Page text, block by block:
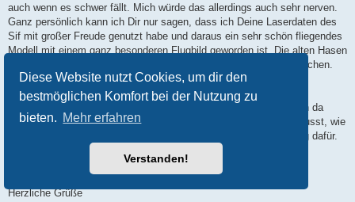
Diese Website nutzt Cookies, um dir den
bestmöglichen Komfort bei der Nutzung zu
bieten. Mehr erfahren
Verstanden!
r
a
auch wenn es schwer fällt. Mich würde das allerdings auch sehr nerven.
Ganz persönlich kann ich Dir nur sagen, dass ich Deine Laserdaten des
Sif mit großer Freude genutzt habe und daraus ein sehr schön fliegendes
Modell mit einem ganz besonderen Flugbild geworden ist. Die alten Hasen
am Hang sind angekommen und haben angefangen, Fotos zu machen.
Besser geht es nicht.
Ich habe Deine Laserdaten auf meien Laser angepasst und schon da
merkt man, wie viel Arbeit das alles macht. Mit ist also sehr bewusst, wie
viel Energie und Zeit Du aufgewendet hast. Höchste Anerkennung dafür.
Ich hoffe, das lesen die lieben Leute aus den Nachbarforen.
Herzliche Grüße